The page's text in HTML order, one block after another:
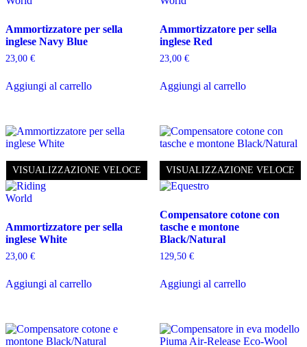
Ammortizzatore per sella
inglese Navy Blue
23,00 €
Aggiungi al carrello
Ammortizzatore per sella
inglese Red
23,00 €
Aggiungi al carrello
VISUALIZZAZIONE VELOCE
Ammortizzatore per sella
inglese White
23,00 €
Aggiungi al carrello
VISUALIZZAZIONE VELOCE
Compensatore cotone con
tasche e montone
Black/Natural
129,50 €
Aggiungi al carrello